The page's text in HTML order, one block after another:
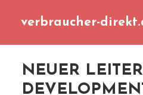
verbraucher-
NEUER